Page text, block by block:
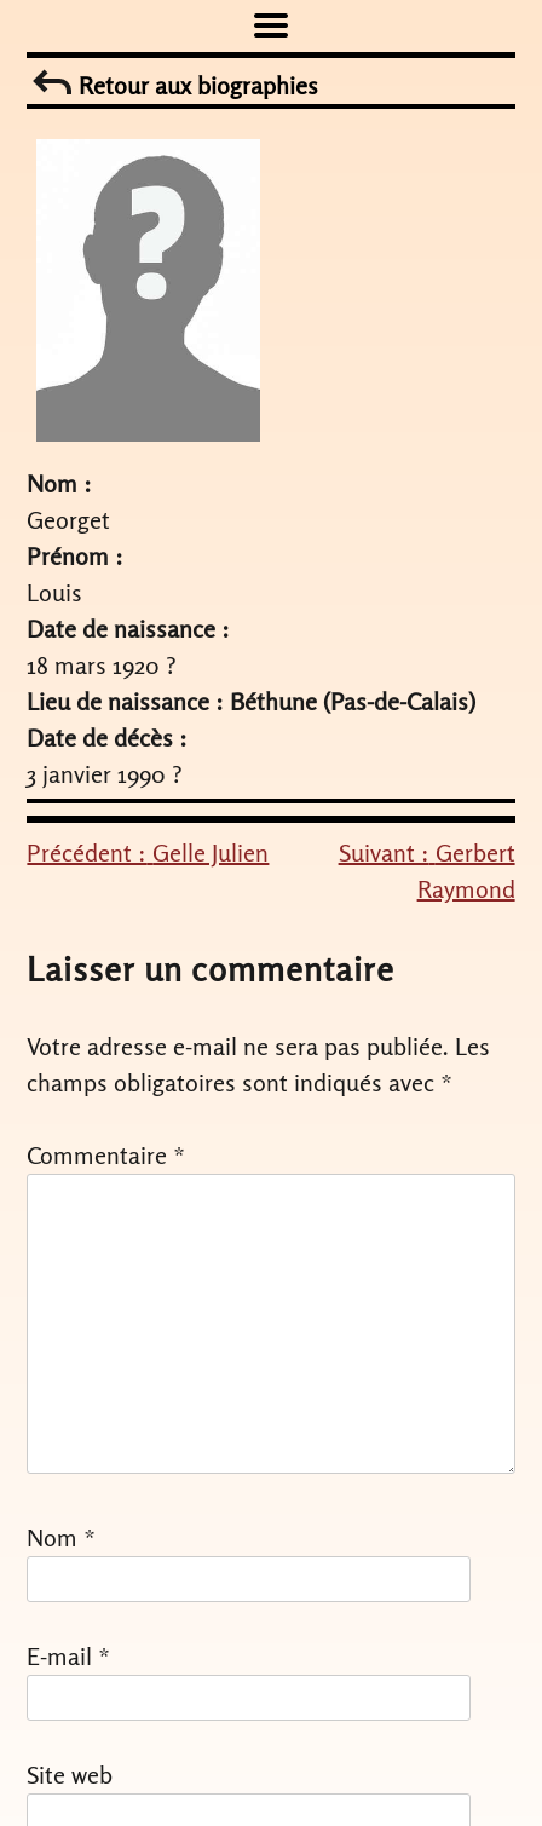
to
contentRetour aux biographies
Nom :
Georget
Prénom :
Louis
Date de naissance :
18 mars 1920 ?
Lieu de naissance : Béthune (Pas-de-Calais)
Date de décès :
3 janvier 1990 ?
Navigation
l’article
Précédent : Gelle Julien Suivant : Gerbert
Raymond
Laisser un commentaire
Votre adresse e-mail ne sera pas publiée. Les
champs obligatoires sont indiqués avec *
Commentaire *
Nom *
E-mail *
Site web